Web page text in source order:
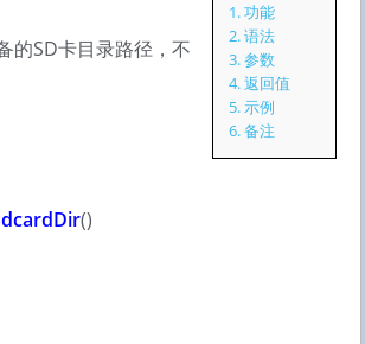
1.功能
2.语法
3.参数
4.返回值
5.示例
6.备注
的SD卡目录路径，不
()